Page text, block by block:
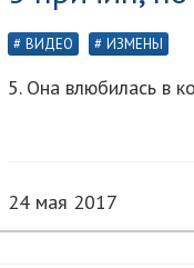
ВИДЕО ИЗМЕНЫ
5. Она влюбилась в
24 мая 2017